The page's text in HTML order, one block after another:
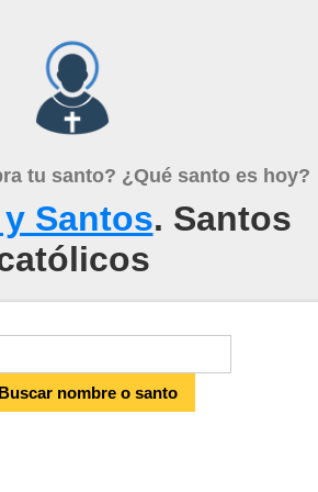
tu santo? ¿Qué santo es hoy?
Santos. Santos